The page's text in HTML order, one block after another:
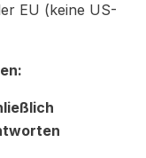
EU (keine US-